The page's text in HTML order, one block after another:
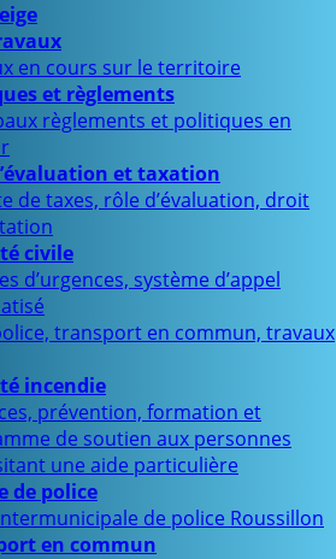
en cours sur le territoire
et règlements
règlements et politiques en
et taxation
de taxes, rôle d’évaluation, droit
civile
d’urgences, système d’appel
transport en commun, travaux
incendie
prévention, formation et
de soutien aux personnes
une aide particulière
de police
de police Roussillon
en commun